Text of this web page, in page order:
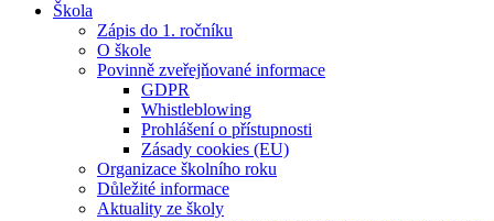
Škola
Zápis do 1. ročníku
O škole
Povinně zveřejňované informace
GDPR
Whistleblowing
Prohlášení o přístupnosti
Zásady cookies (EU)
Organizace školního roku
Důležité informace
Aktuality ze školy